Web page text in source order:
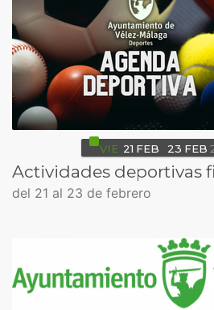
VIE 21 FEB 23 FEB
Actividades deportivas
del 21 al 23 de febrero